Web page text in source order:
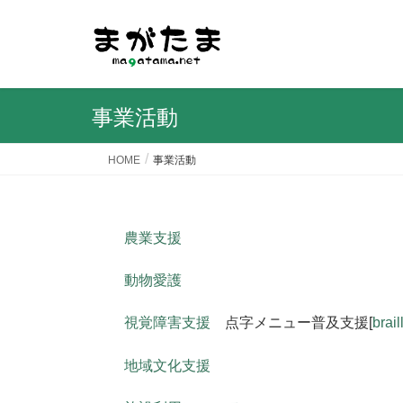
事業活動
HOME 事業活動
農業支援
動物愛護
視覚障害支援 点字メニュー普及支援[
地域文化支援